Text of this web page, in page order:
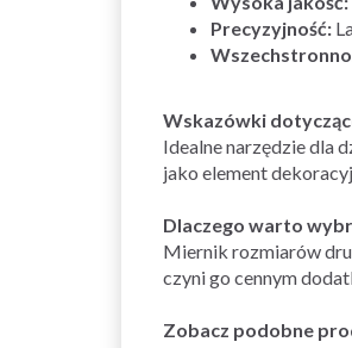
Precyzyjność:
Wskazówki
Idealne narzędzie dla
jako element
Dlaczego warto
Miernik rozmiarów
czyni go cennym
Zobacz podobne